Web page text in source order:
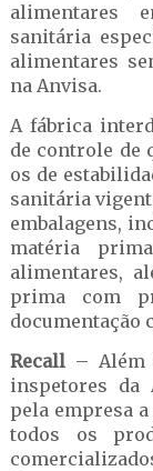
alimentares
sanitária
alimentares
na Anvisa.
A fábrica
de controle de
os de
sanitária
embalagens,
matéria
alimentares,
prima com
documentação
Recall– Além
inspetores da
pela empresa
todos os